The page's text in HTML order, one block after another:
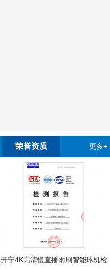
荣誉资质 更多+
开宁4K高清慢直播雨刷智能球机检